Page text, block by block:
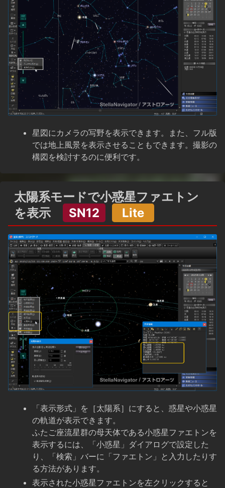
星図にカメラの写野を表示できます。また、フル版
では地上風景を表示させることもできます。撮影の
構図を検討するのに便利です。
太陽系モードで小惑星ファエトン
を表示
SN12 Lite
「表示形式」を［太陽系］にすると、惑星や小惑星
の軌道が表示できます。
ふたご座流星群の母天体である小惑星ファエトンを
表示するには、「小惑星」ダイアログで設定した
り、「検索」バーに「ファエトン」と入力したりす
る方法があります。
表示された小惑星ファエトンを左クリックすると